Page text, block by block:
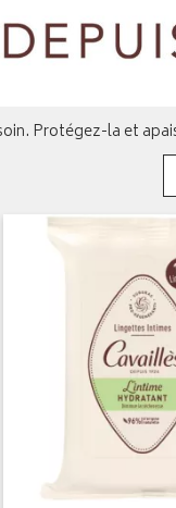
Protégez-la et